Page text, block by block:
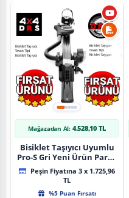
Mağazadan Al: 4.528,10 TL
Bisiklet Taşıyıcı Uyumlu
Pro-S Gri Yeni Ürün Parça
Tavan Tipi Bisiklet
Taşıyıcı
Peşin Fiyatına 3 x 1.725,96
TL
%5 Puan Fırsatı